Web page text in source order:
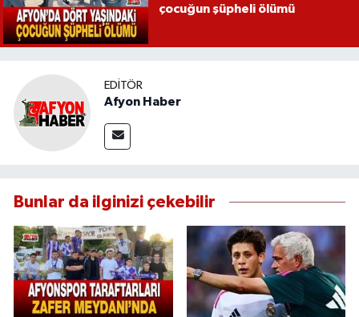
çocuğun şüpheli ölümü
EDITÖR
Afyon Haber
Bunlar da ilginizi çekebilir